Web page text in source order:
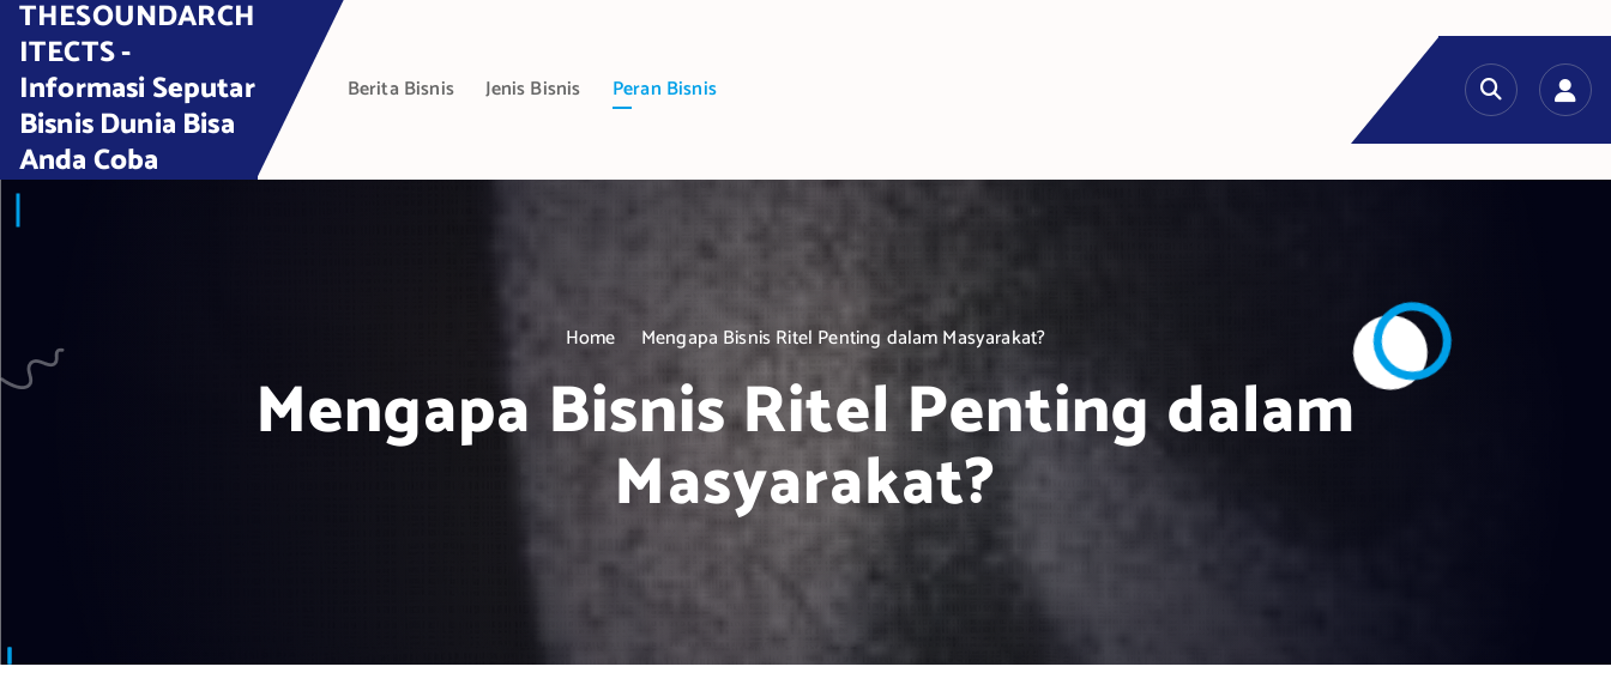
t
THESOUNDARCH
ITECTS -
Informasi Seputar
Bisnis Dunia Bisa
Anda Coba
Berita Bisnis Jenis Bisnis Peran Bisnis
Home Mengapa Bisnis Ritel Penting dalam Masyarakat?
Mengapa Bisnis Ritel Penting dalam
Masyarakat?